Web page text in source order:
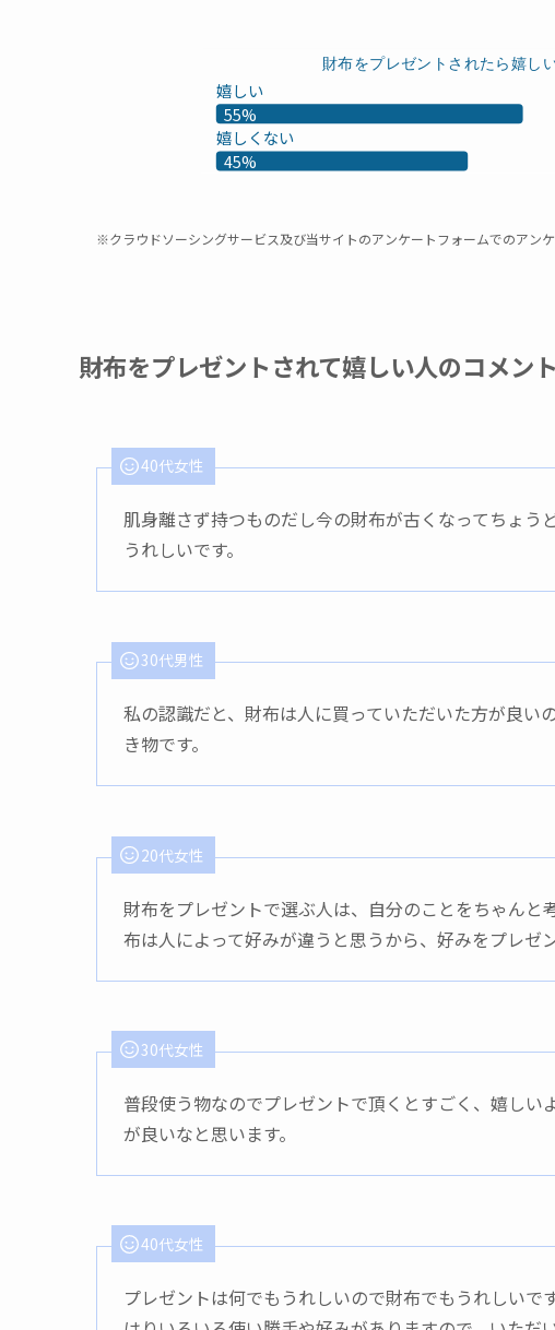
財布をプレゼントされたら嬉し
嬉しい
55%
嬉しくない
45%
※クラウドソーシングサービス及び当サイトのアンケートフォームでのアン
財布をプレゼントされて嬉しい人のコメント
40代女性
肌身離さず持つものだし今の財布が古くなってちょ
うれしいです。
30代男性
私の認識だと、財布は人に買っていただいた方が良い
き物です。
20代女性
財布をプレゼントで選ぶ人は、自分のことをちゃんと
布は人によって好みが違うと思うから、好みをプレゼ
30代女性
普段使う物なのでプレゼントで頂くとすごく、嬉し
が良いなと思います。
40代女性
プレゼントは何でもうれしいので財布でもうれしい